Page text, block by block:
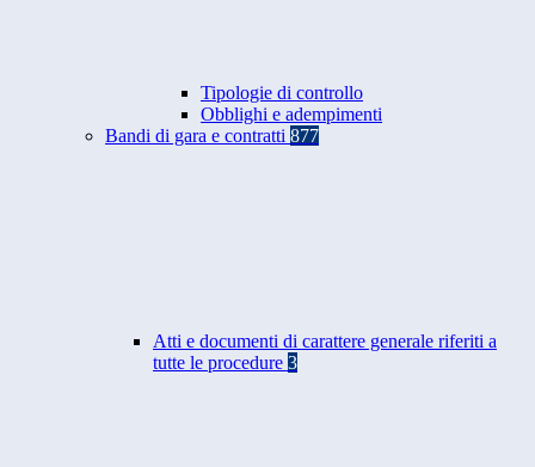
Tipologie di controllo
Obblighi e adempimenti
Bandi di gara e contratti 877
Atti e documenti di carattere generale riferiti a
tutte le procedure 3